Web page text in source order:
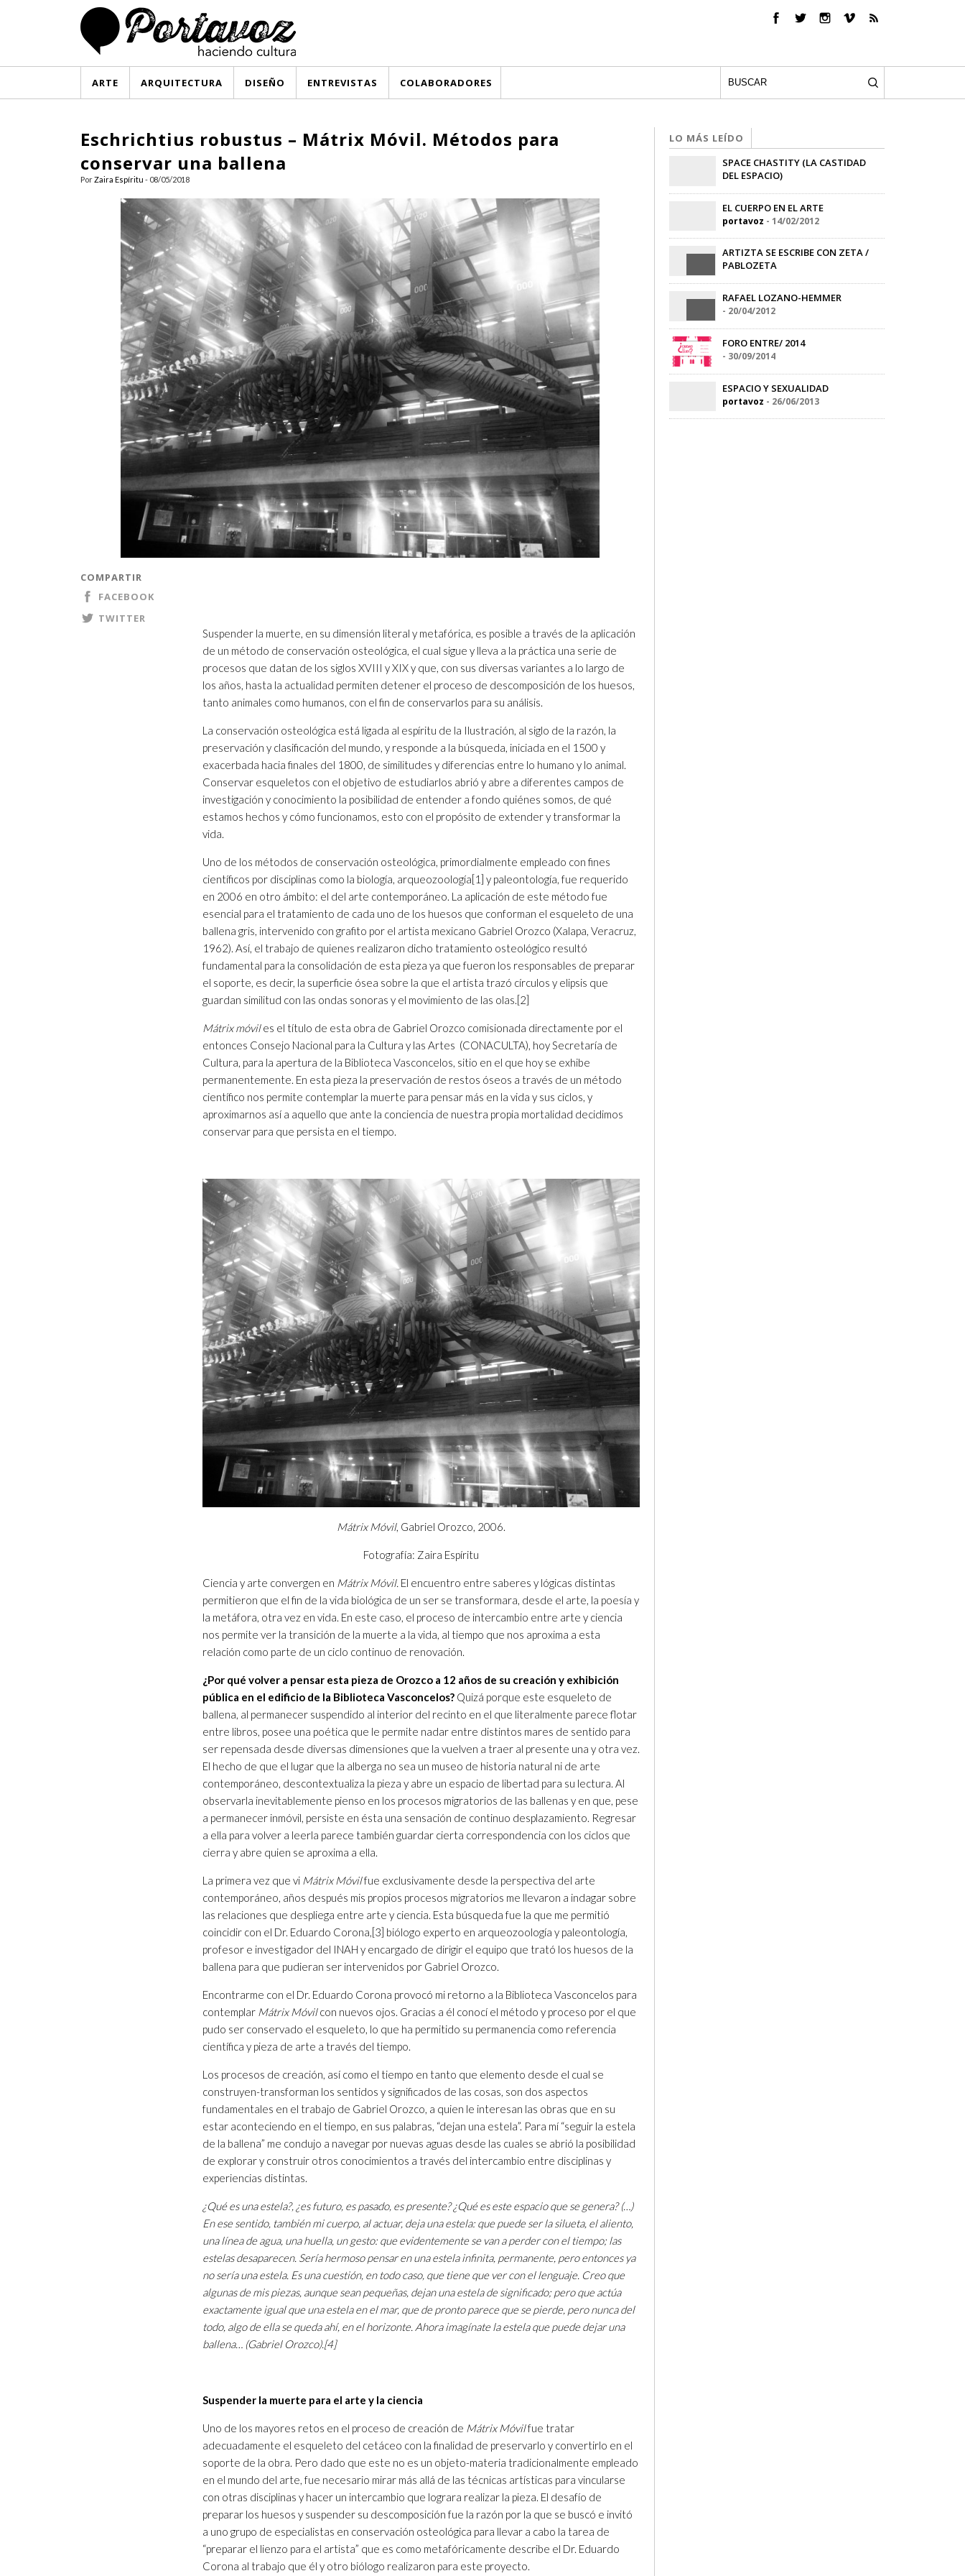
ARTE ARQUITECTURA DISEÑO ENTREVISTAS COLABORADORES
Eschrichtius robustus – Mátrix Móvil. Métodos para
conservar una ballena
PorZaira Espíritu - 08/05/2018
COMPARTIR
FACEBOOK
TWITTER
Suspender la muerte, en su dimensión literal y metafórica, es posible a través de la aplicación
de un método de conservación osteológica, el cual sigue y lleva a la práctica una serie de
procesos que datan de los siglos XVIII y XIX y que, con sus diversas variantes a lo largo de
los años, hasta la actualidad permiten detener el proceso de descomposición de los huesos,
tanto animales como humanos, con el fin de conservarlos para su análisis.
La conservación osteológica está ligada al espíritu de la Ilustración, al siglo de la razón, la
preservación y clasificación del mundo, y responde a la búsqueda, iniciada en el 1500 y
exacerbada hacia finales del 1800, de similitudes y diferencias entre lo humano y lo animal.
Conservar esqueletos con el objetivo de estudiarlos abrió y abre a diferentes campos de
investigación y conocimiento la posibilidad de entender a fondo quiénes somos, de qué
estamos hechos y cómo funcionamos, esto con el propósito de extender y transformar la
vida.
Uno de los métodos de conservación osteológica, primordialmente empleado con fines
científicos por disciplinas como la biología, arqueozoología[1] y paleontología, fue requerido
en 2006 en otro ámbito: el del arte contemporáneo. La aplicación de este método fue
esencial para el tratamiento de cada uno de los huesos que conforman el esqueleto de una
ballena gris, intervenido con grafito por el artista mexicano Gabriel Orozco (Xalapa, Veracruz,
1962). Así, el trabajo de quienes realizaron dicho tratamiento osteológico resultó
fundamental para la consolidación de esta pieza ya que fueron los responsables de preparar
el soporte, es decir, la superficie ósea sobre la que el artista trazó círculos y elipsis que
guardan similitud con las ondas sonoras y el movimiento de las olas.[2]
Mátrix móviles el título de esta obra de Gabriel Orozco comisionada directamente por el
entonces Consejo Nacional para la Cultura y las Artes (CONACULTA), hoy Secretaría de
Cultura, para la apertura de la Biblioteca Vasconcelos, sitio en el que hoy se exhibe
permanentemente. En esta pieza la preservación de restos óseos a través de un método
científico nos permite contemplar la muerte para pensar más en la vida y sus ciclos, y
aproximarnos así a aquello que ante la conciencia de nuestra propia mortalidad decidimos
conservar para que persista en el tiempo.
Mátrix Móvil, Gabriel Orozco, 2006.
Fotografía: Zaira Espíritu
Ciencia y arte convergen en Mátrix Móvil. El encuentro entre saberes y lógicas distintas
permitieron que el fin de la vida biológica de un ser se transformara, desde el arte, la poesía y
la metáfora, otra vez en vida. En este caso, el proceso de intercambio entre arte y ciencia
nos permite ver la transición de la muerte a la vida, al tiempo que nos aproxima a esta
relación como parte de un ciclo continuo de renovación.
¿Por qué volver a pensar esta pieza de Orozco a 12 años de su creación y exhibición
pública en el edificio de la Biblioteca Vasconcelos? Quizá porque este esqueleto de
ballena, al permanecer suspendido al interior del recinto en el que literalmente parece flotar
entre libros, posee una poética que le permite nadar entre distintos mares de sentido para
ser repensada desde diversas dimensiones que la vuelven a traer al presente una y otra vez.
El hecho de que el lugar que la alberga no sea un museo de historia natural ni de arte
contemporáneo, descontextualiza la pieza y abre un espacio de libertad para su lectura. Al
observarla inevitablemente pienso en los procesos migratorios de las ballenas y en que, pese
a permanecer inmóvil, persiste en ésta una sensación de continuo desplazamiento. Regresar
a ella para volver a leerla parece también guardar cierta correspondencia con los ciclos que
cierra y abre quien se aproxima a ella.
La primera vez que vi Mátrix Móvilfue exclusivamente desde la perspectiva del arte
contemporáneo, años después mis propios procesos migratorios me llevaron a indagar sobre
las relaciones que despliega entre arte y ciencia. Esta búsqueda fue la que me permitió
coincidir con el Dr. Eduardo Corona,[3] biólogo experto en arqueozoología y paleontología,
profesor e investigador del INAH y encargado de dirigir el equipo que trató los huesos de la
ballena para que pudieran ser intervenidos por Gabriel Orozco.
Encontrarme con el Dr. Eduardo Corona provocó mi retorno a la Biblioteca Vasconcelos para
contemplar Mátrix Móvilcon nuevos ojos. Gracias a él conocí el método y proceso por el que
pudo ser conservado el esqueleto, lo que ha permitido su permanencia como referencia
científica y pieza de arte a través del tiempo.
Los procesos de creación, así como el tiempo en tanto que elemento desde el cual se
construyen-transforman los sentidos y significados de las cosas, son dos aspectos
fundamentales en el trabajo de Gabriel Orozco, a quien le interesan las obras que en su
estar aconteciendo en el tiempo, en sus palabras, “dejan una estela”. Para mí “seguir la estela
de la ballena” me condujo a navegar por nuevas aguas desde las cuales se abrió la posibilidad
de explorar y construir otros conocimientos a través del intercambio entre disciplinas y
experiencias distintas.
¿Qué es una estela?, ¿es futuro, es pasado, es presente? ¿Qué es este espacio que se genera? (…)
En ese sentido, también mi cuerpo, al actuar, deja una estela: que puede ser la silueta, el aliento,
una línea de agua, una huella, un gesto: que evidentemente se van a perder con el tiempo; las
estelas desaparecen. Sería hermoso pensar en una estela infinita, permanente, pero entonces ya
no sería una estela. Es una cuestión, en todo caso, que tiene que ver con el lenguaje. Creo que
algunas de mis piezas, aunque sean pequeñas, dejan una estela de significado; pero que actúa
exactamente igual que una estela en el mar, que de pronto parece que se pierde, pero nunca del
todo, algo de ella se queda ahí, en el horizonte. Ahora imagínate la estela que puede dejar una
ballena… (Gabriel Orozco).[4]
Suspender la muerte para el arte y la ciencia
Uno de los mayores retos en el proceso de creación de Mátrix Móvilfue tratar
adecuadamente el esqueleto del cetáceo con la finalidad de preservarlo y convertirlo en el
soporte de la obra. Pero dado que este no es un objeto-materia tradicionalmente empleado
en el mundo del arte, fue necesario mirar más allá de las técnicas artísticas para vincularse
con otras disciplinas y hacer un intercambio que lograra realizar la pieza. El desafío de
preparar los huesos y suspender su descomposición fue la razón por la que se buscó e invitó
a uno grupo de especialistas en conservación osteológica para llevar a cabo la tarea de
“preparar el lienzo para el artista” que es como metafóricamente describe el Dr. Eduardo
Corona al trabajo que él y otro biólogo realizaron para este proyecto.
LO MÁS LEÍDO
SPACE CHASTITY (LA CASTIDAD
DEL ESPACIO)
EL CUERPO EN EL ARTE
portavoz - 14/02/2012
ARTIZTA SE ESCRIBE CON ZETA /
PABLOZETA
RAFAEL LOZANO-HEMMER
- 20/04/2012
FORO ENTRE/ 2014
- 30/09/2014
ESPACIO Y SEXUALIDAD
portavoz - 26/06/2013